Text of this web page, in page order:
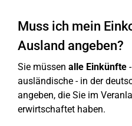
Muss ich mein
Ausland angeben?
Sie müssen alle Einkünfte
ausländische - in der
angeben, die Sie im
erwirtschaftet haben.